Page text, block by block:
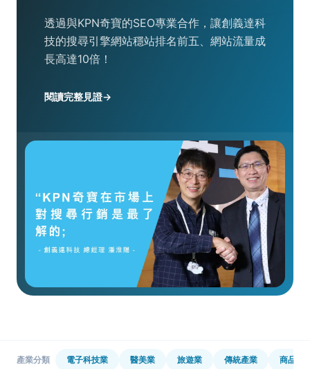
透過與KPN奇寶的SEO專業合作，讓創義達科
技的搜尋引擎網站穩站排名前五、網站流量成
長高達10倍！
閱讀完整見證→
產業分類 電子科技業 醫美業 旅遊業 傳統產業 商品品